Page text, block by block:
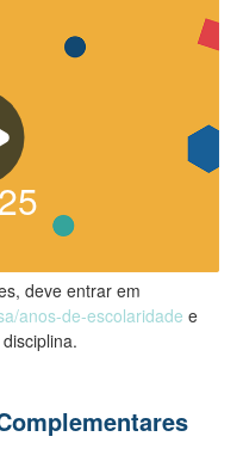
25
deve entrar em
anos-de-escolaridade e